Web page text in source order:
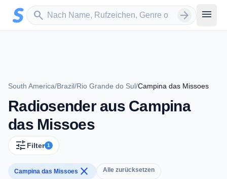
Zum Hauptinhalt springen
search
Sender suchen arrow_forward menu
South America/Brazil/Rio Grande do Sul/Campina das Missoes
Radiosender aus Campina
das Missoes
tune Filter 1
Campina das Missoes close Alle zurücksetzen